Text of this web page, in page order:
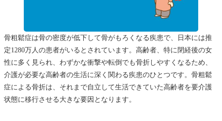
骨粗鬆症は骨の密度が低下して骨がもろくなる疾患で、日本には推
定1280万人の患者がいるとされています。高齢者、特に閉経後の女
性に多く見られ、わずかな衝撃や転倒でも骨折しやすくなるため、
介護が必要な高齢者の生活に深く関わる疾患のひとつです。骨粗鬆
症による骨折は、それまで自立して生活できていた高齢者を要介護
状態に移行させる大きな要因となります。